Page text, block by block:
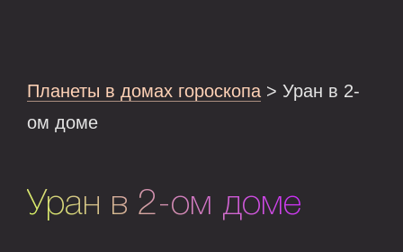
Планеты в домах гороскопа > Уран в 2-
ом доме
Уран в 2-ом доме